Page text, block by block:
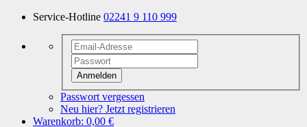
Service-Hotline 02241 9 110 999
Anmelden
Passwort vergessen
Neu hier? Jetzt registrieren
Warenkorb: 0,00 €